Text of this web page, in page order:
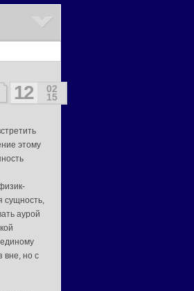
02
15
12
этому
сущность,
аурой
единому
вне, но с